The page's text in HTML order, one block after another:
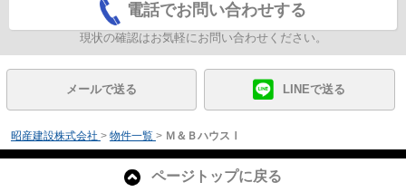
電話でお問い合わせする
現状の確認はお気軽にお問い合わせください。
メールで送る LINEで送る
昭産建設株式会社 > 物件一覧 > Ｍ＆ＢハウスⅠ
ページトップに戻る